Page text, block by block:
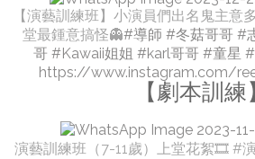
【演藝訓練班】小演員們出名鬼主意
堂最鍾意搞怪👻#導師 #冬菇哥哥 #
哥 #Kawaii姐姐 #karl哥哥 #童星
https://www.instagram.com/
【劇本訓練】
演藝訓練班（7-11歲）上堂花絮🎞️ #